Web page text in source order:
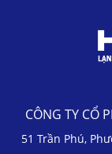
CÔNG TY CỔ
51 Trần Phú,